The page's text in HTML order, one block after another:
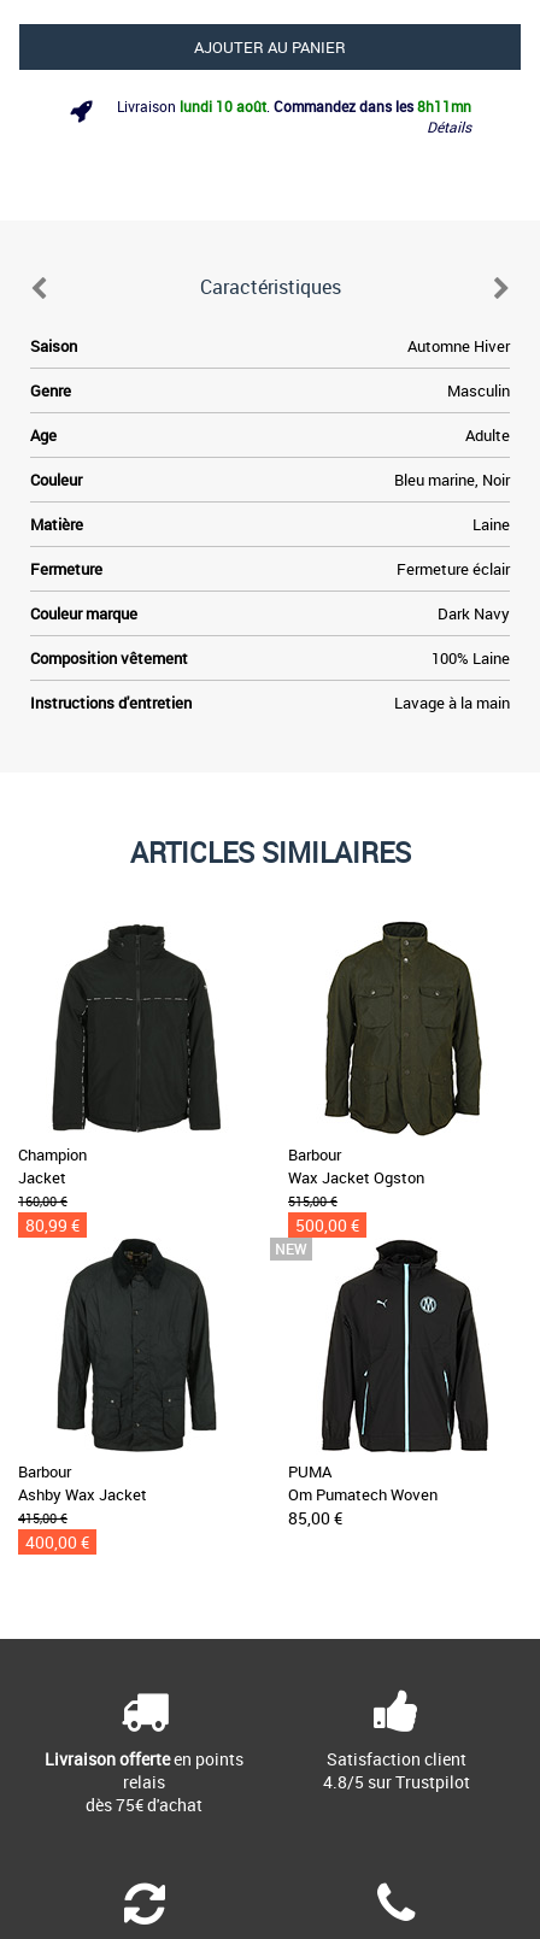
AJOUTER AU PANIER
Livraison lundi 10 août. Commandez dans les 8h11mn
Détails
Caractéristiques
Saison Automne Hiver
Genre Masculin
Age Adulte
Couleur Bleu marine, Noir
Matière Laine
Fermeture Fermeture éclair
Couleur marque Dark Navy
Composition vêtement 100% Laine
Instructions d'entretien Lavage à la main
ARTICLES SIMILAIRES
Champion
Jacket
160,00 €
80,99 €
Barbour
Wax Jacket Ogston
515,00 €
500,00 €
Barbour
Ashby Wax Jacket
415,00 €
400,00 €
PUMA
Om Pumatech Woven
85,00 €
Livraison offerteen points
relais
dès 75€ d'achat
Satisfaction client
4.8/5 sur Trustpilot